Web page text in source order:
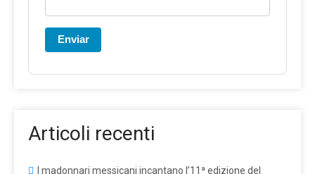
Enviar
Articoli recenti
I madonnari messicani incantano l’11ª edizione del